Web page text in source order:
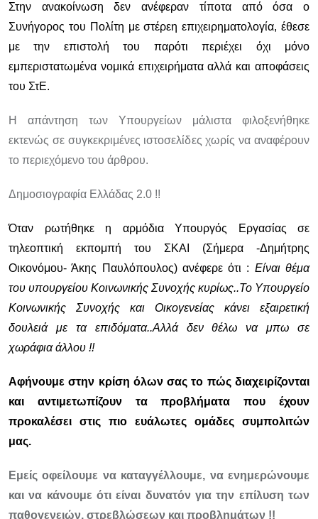
Στην ανακοίνωση δεν ανέφεραν τίποτα από όσα ο
Συνήγορος του Πολίτη με στέρεη επιχειρηματολογία, έθεσε
με την επιστολή του παρότι περιέχει όχι μόνο
εμπεριστατωμένα νομικά επιχειρήματα αλλά και αποφάσεις
του ΣτΕ.
Η απάντηση των Υπουργείων μάλιστα φιλοξενήθηκε
εκτενώς σε συγκεκριμένες ιστοσελίδες χωρίς να αναφέρουν
το περιεχόμενο του άρθρου.
Δημοσιογραφία Ελλάδας 2.0 !!
Όταν ρωτήθηκε η αρμόδια Υπουργός Εργασίας σε
τηλεοπτική εκπομπή του ΣΚΑΙ (Σήμερα -Δημήτρης
Οικονόμου- Άκης Παυλόπουλος) ανέφερε ότι : Είναι θέμα
του υπουργείου Κοινωνικής Συνοχής κυρίως..Το Υπουργείο
Κοινωνικής Συνοχής και Οικογενείας κάνει εξαιρετική
δουλειά με τα επιδόματα..Αλλά δεν θέλω να μπω σε
χωράφια άλλου !!
Αφήνουμε στην κρίση όλων σας το πώς διαχειρίζονται
και αντιμετωπίζουν τα προβλήματα που έχουν
προκαλέσει στις πιο ευάλωτες ομάδες συμπολιτών
μας.
Εμείς οφείλουμε να καταγγέλλουμε, να ενημερώνουμε
και να κάνουμε ότι είναι δυνατόν για την επίλυση των
παθογενειών, στρεβλώσεων και προβλημάτων !!